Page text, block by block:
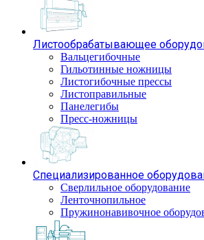
Листообрабатывающее
Вальцегибочные
Гильотинные ножницы
Листогибочные прессы
Листоправильные
Панелегибы
Пресс-ножницы
Специализированное
Сверлильное оборудование
Ленточнопильное
Пружинонавивочное